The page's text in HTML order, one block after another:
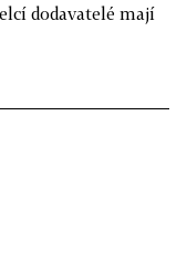
dodavatelé mají